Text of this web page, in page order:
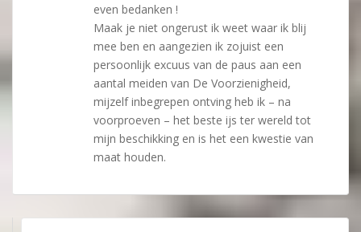
even bedanken !
Maak je niet ongerust ik weet waar ik blij
mee ben en aangezien ik zojuist een
persoonlijk excuus van de paus aan een
aantal meiden van De Voorzienigheid,
mijzelf inbegrepen ontving heb ik – na
voorproeven – het beste ijs ter wereld tot
mijn beschikking en is het een kwestie van
maat houden.